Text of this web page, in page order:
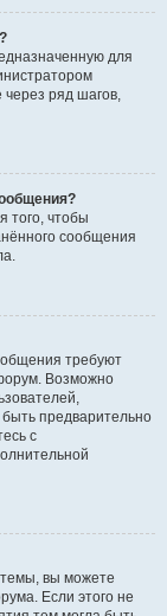
для
ряд шагов,
того, чтобы
сообщения
требуют
Возможно
предварительно
с
вы можете
Если этого не